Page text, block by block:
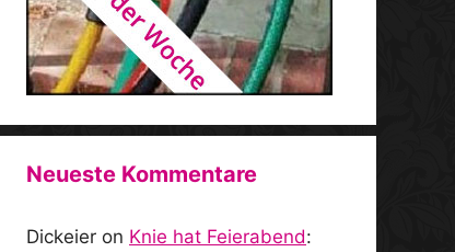
Neueste Kommentare
Dickeier on Knie hat Feierabend: